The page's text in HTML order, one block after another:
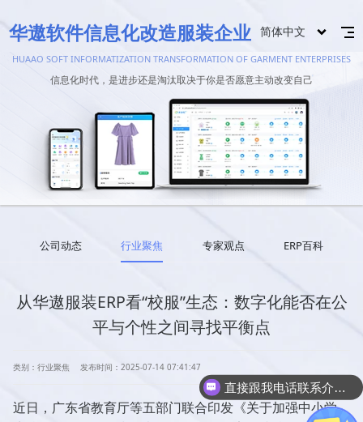
华遨软件信息化改造服装企业 简体中文
HUAAO SOFT INFORMATIZATION TRANSFORMATION OF GARMENT ENTERPRISES
信息化时代，是进步还是淘汰取决于你是否愿意主动改变自己
公司动态 行业聚焦 专家观点 ERP百科
从华遨服装ERP看“校服”生态：数字化能否在公
平与个性之间寻找平衡点
类别：行业聚焦 发布时间：2025-07-14 07:41:47
近日，广东省教育厅等五部门联合印发《关于加强中小学